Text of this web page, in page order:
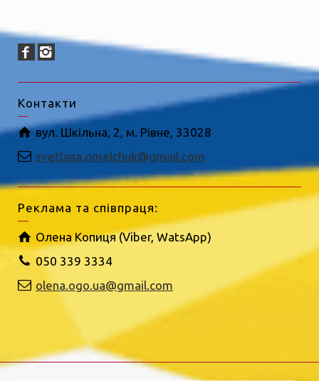
Контакти
вул. Шкільна, 2, м. Рівне, 33028
svetlana.omelchuk@gmail.com
Реклама та співпраця:
Олена Копиця (Viber, WatsApp)
050 339 3334
olena.ogo.ua@gmail.com